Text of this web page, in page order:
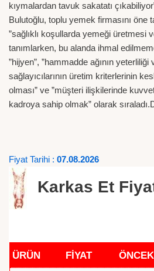
kıymalardan tavuk sakatatı
Bulutoğlu, toplu yemek firmasını öne
”sağlıklı koşullarda yemeği üretmesi
tanımlarken, bu alanda ihmal
”hijyen”, ”hammadde ağının
sağlayıcılarının üretim kriterlerinin
olması” ve ”müşteri ilişkilerinde
kadroya sahip olmak” olarak sıraladı.
Fiyat Tarihi : 07.08.2026
Karkas Et
ÜRÜN
FİYAT